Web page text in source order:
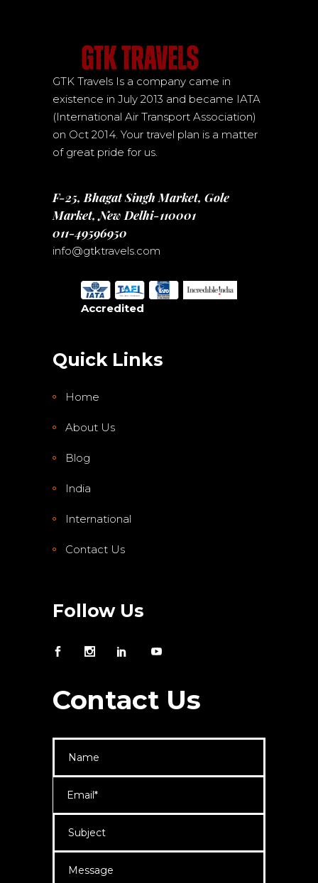
GTK Travels Is a company came in
existence in July 2013 and became IATA
(International Air Transport Association)
on Oct 2014. Your travel plan is a matter
of great pride for us.
F-25, Bhagat Singh Market, Gole
Market, New Delhi-110001
011-49596950
info@gtktravels.com
Accredited
Quick Links
Home
About Us
Blog
India
International
Contact Us
Follow Us
Contact Us